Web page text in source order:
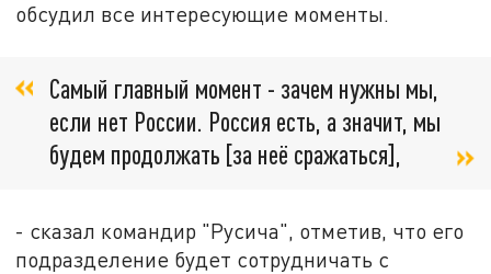
обсудил все интересующие моменты.
Самый главный момент - зачем нужны мы,
если нет России. Россия есть, а значит, мы
будем продолжать [за неё сражаться],
- сказал командир "Русича", отметив, что его
подразделение будет сотрудничать с